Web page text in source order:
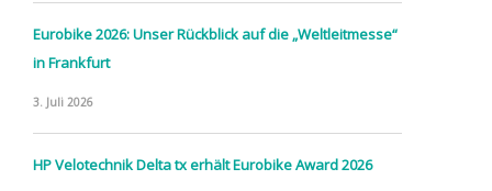
Eurobike 2026: Unser Rückblick auf die „Weltleitmesse“
in Frankfurt
3. Juli 2026
HP Velotechnik Delta tx erhält Eurobike Award 2026